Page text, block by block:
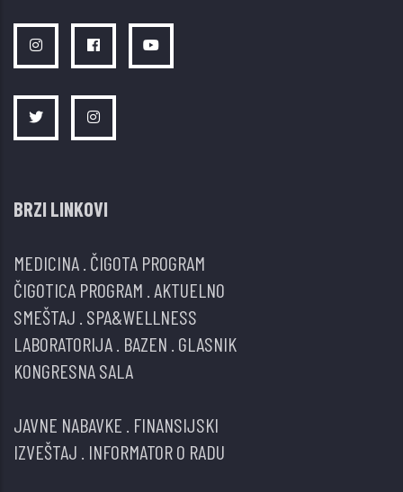
BRZI LINKOVI
MEDICINA ČIGOTA PROGRAM
ČIGOTICA PROGRAM AKTUELNO
SMEŠTAJ SPA&WELLNESS
LABORATORIJA BAZEN GLASNIK
KONGRESNA SALA
JAVNE NABAVKE FINANSIJSKI
IZVEŠTAJ INFORMATOR O RADU